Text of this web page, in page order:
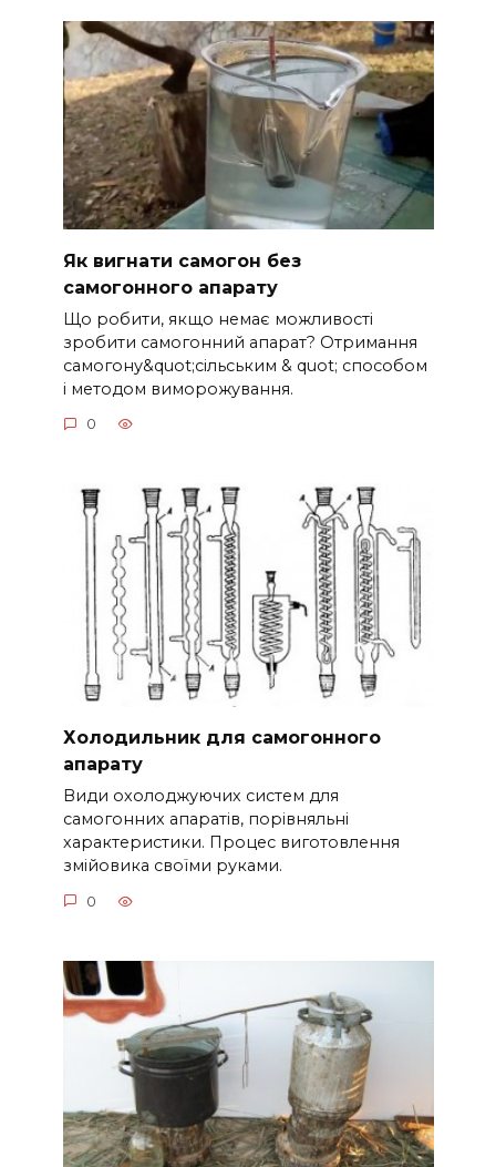
Як вигнати самогон без
самогонного апарату
Що робити, якщо немає можливості
зробити самогонний апарат? Отримання
самогону&quot;сільським & quot; способом
і методом виморожування.
0
Холодильник для самогонного
апарату
Види охолоджуючих систем для
самогонних апаратів, порівняльні
характеристики. Процес виготовлення
змійовика своїми руками.
0